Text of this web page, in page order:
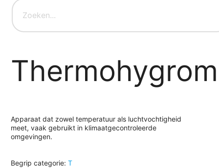
Apparaat dat zowel temperatuur als luchtvochtigheid
meet, vaak gebruikt in klimaatgecontroleerde
omgevingen.
Begrip categorie:T